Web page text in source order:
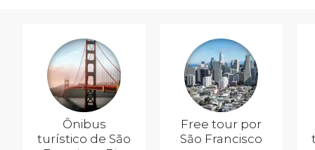
Ônibus
turístico de São
Free tour por
São Francisco